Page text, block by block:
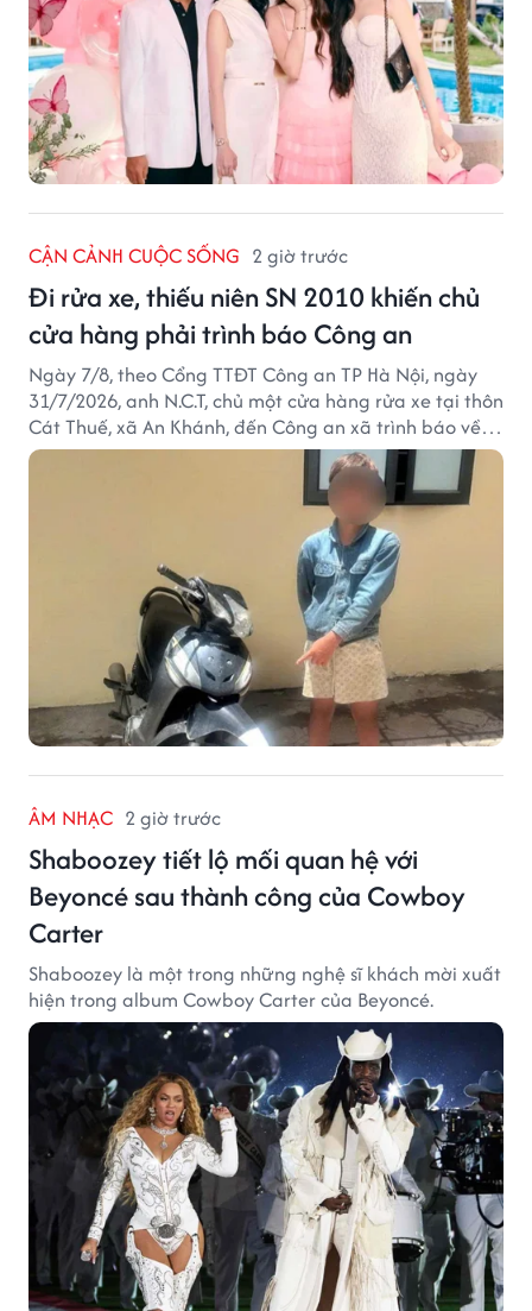
CẬN CẢNH CUỘC SỐNG 2 giờ trước
Đi rửa xe, thiếu niên SN 2010 khiến chủ
cửa hàng phải trình báo Công an
Ngày 7/8, theo Cổng TTĐT Công an TP Hà Nội, ngày
31/7/2026, anh N.C.T, chủ một cửa hàng rửa xe tại thôn
Cát Thuế, xã An Khánh, đến Công an xã trình báo về
việc bị mất trộm chiếc xe máy Honda Wave. Trong cốp
xe còn có nhiều giấy tờ cá nhân và khoảng 1,2 triệu
ÂM NHẠC 2 giờ trước
Shaboozey tiết lộ mối quan hệ với
Beyoncé sau thành công của Cowboy
Carter
Shaboozey là một trong những nghệ sĩ khách mời xuất
hiện trong album Cowboy Carter của Beyoncé.